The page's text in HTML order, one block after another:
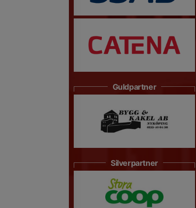
Guldpartner
Silverpartner